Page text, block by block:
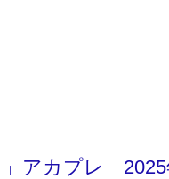
アカプレ 2025